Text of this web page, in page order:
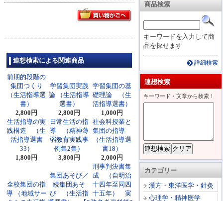
商品検索
キーワードを入力して商
品を探せます
詳細検索
連想検索
キーワード・文章から検索！
カテゴリー
漢方・東洋医学・針灸
心理学・精神医学
連想検索による関連商品
前期的段階の
集団つくり
（生活指導選
書）
2,800円
学習集団実践
論 （生活指導
選書）
2,800円
学習集団の基
礎理論 （生
活指導選書）
1,000円
生活指導の実
践構造 （生
活指導選書
33）
1,800円
日常生活の指
導 （精神薄
弱教育実践事
例集2集）
3,800円
社会科授業と
集団の指導
（生活指導選
書18）
2,000円
全校集団の指
導 （地域サー
集団あそび／
続集団あそ
び （生活指
刑事判決書集
成 （自明治
十四年至同四
十五年） 実